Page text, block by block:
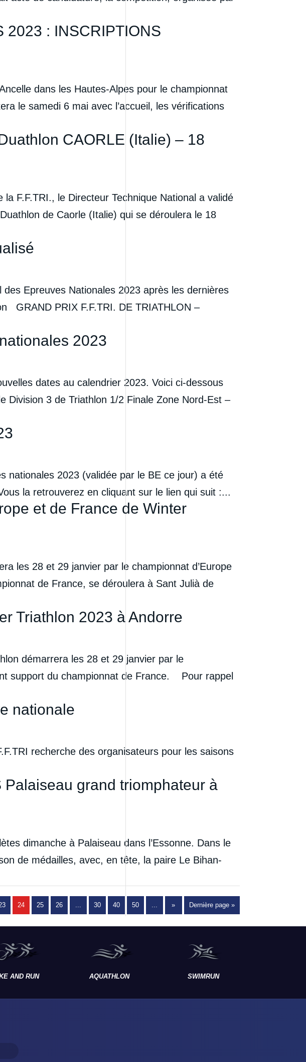
2023 : INSCRIPTIONS
dans les Hautes-Alpes pour le championnat
le samedi 6 mai avec l’accueil, les vérifications
CAORLE (Italie) – 18
F.F.TRI., le Directeur Technique National a validé
de Caorle (Italie) qui se déroulera le 18
Epreuves Nationales 2023 après les dernières
GRAND PRIX F.F.TRI. DE TRIATHLON –
2023
dates au calendrier 2023. Voici ci-dessous
Division 3 de Triathlon 1/2 Finale Zone Nord-Est –
nationales 2023 (validée par le BE ce jour) a été
la retrouverez en cliquant sur le lien qui suit :...
et de France de Winter
les 28 et 29 janvier par le championnat d’Europe
de France, se déroulera à Sant Julià de
Triathlon 2023 à Andorre
démarrera les 28 et 29 janvier par le
support du championnat de France. Pour rappel
nationale
recherche des organisateurs pour les saisons
Palaiseau grand triomphateur à
dimanche à Palaiseau dans l’Essonne. Dans le
de médailles, avec, en tête, la paire Le Bihan-
24 25 26 ... 30 40 50 ... » Dernière page »
AND RUN AQUATHLON SWIMRUN